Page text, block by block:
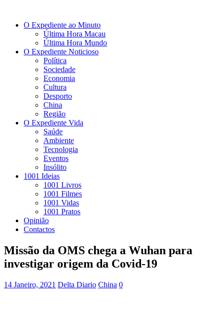
O Expediente ao Minuto
Última Hora Macau
Última Hora Mundo
O Expediente Noticioso
Política
Sociedade
Economia
Cultura
Desporto
China
Região
O Expediente Vida
Saúde
Ambiente
Tecnologia
Eventos
Insólito
1001 Ideias
1001 Livros
1001 Filmes
1001 Vidas
1001 Pratos
Opinião
Contactos
Missão da OMS chega a Wuhan para
investigar origem da Covid-19
14 Janeiro, 2021 Delta Diario China 0